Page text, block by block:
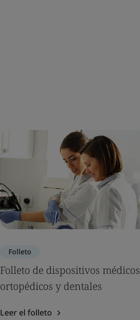
Folleto
Folleto de dispositivos médicos
ortopédicos y dentales
Leer el folleto